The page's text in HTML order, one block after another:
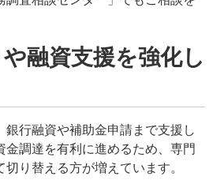
融資支援を強化し
行融資や補助金申請まで支援し
金調達を有利に進めるため、専門
り替える方が増えています。